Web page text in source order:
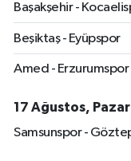
Başakşehir -
Beşiktaş - Eyüpspor
Amed - Erzurumspor
17 Ağustos,
Samsunspor -